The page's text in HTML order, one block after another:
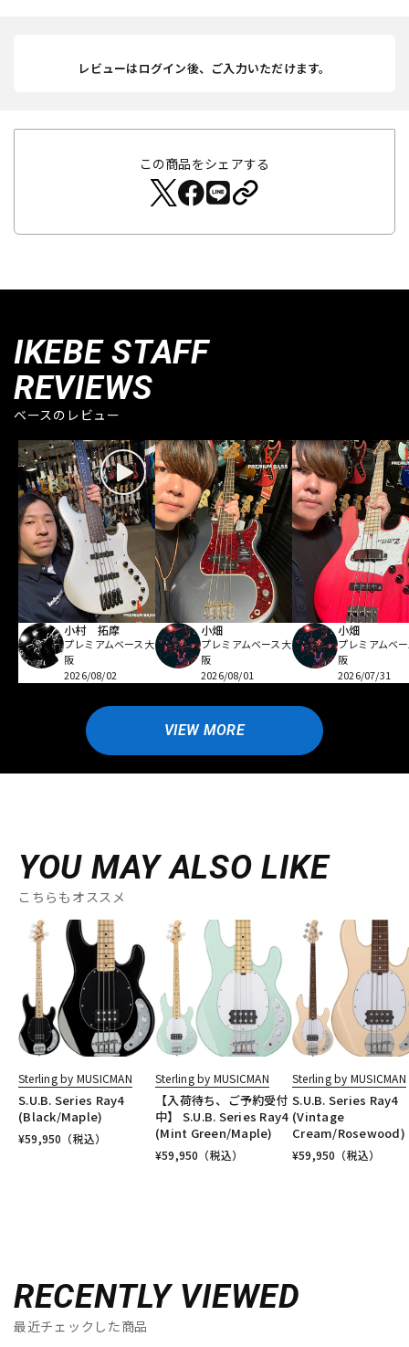
レビューはログイン後、ご入力いただけます。
この商品をシェアする
IKEBE STAFF
REVIEWS
ベースのレビュー
小村 拓摩
プレミアムベース大
阪
2026/08/02
小畑
プレミアムベース大
阪
2026/08/01
小畑
プレミアムベ
阪
2026/07/31
VIEW MORE
YOU MAY ALSO LIKE
こちらもオススメ
Sterling by MUSICMAN
S.U.B. Series Ray4
(Black/Maple)
¥59,950 （税込）
Sterling by MUSICMAN
【入荷待ち、ご予約受付
中】 S.U.B. Series Ray4
(Mint Green/Maple)
¥59,950 （税込）
Sterling by MUSICMAN
S.U.B. Series Ray4
(Vintage
Cream/Rosewood)
¥59,950 （税込）
RECENTLY VIEWED
最近チェックした商品